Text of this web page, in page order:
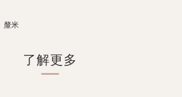
釐米
了解更多